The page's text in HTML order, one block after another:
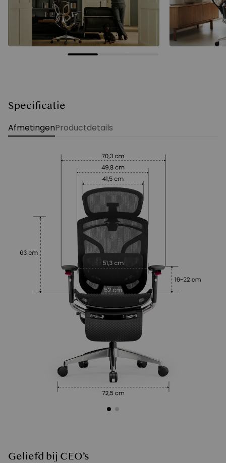
Specificatie
AfmetingenProductdetails
Geliefd bij CEO’s